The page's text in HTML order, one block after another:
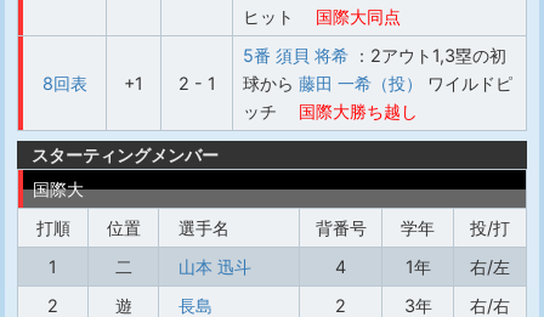
ヒット
国際大同点
8回表 +1 2 - 1
5番 須貝 将希 ：2アウト1,3塁の初
球から 藤田 一希（投）
ワイルドピ
ッチ
国際大勝ち越し
スターティングメンバー
国際大
打順
位置 選手名 背番号 学年
投/打
1
二 山本 迅斗 4 1年
右/左
2
遊 長島 2 3年
右/右